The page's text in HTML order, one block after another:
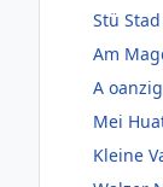
Stü Stad
Am
A
Mei
Kleine